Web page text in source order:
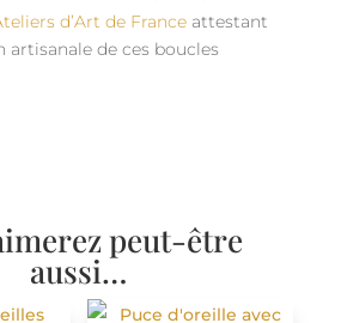
d’Art de Franceattestant
artisanale de ces boucles
peut-être
aussi…